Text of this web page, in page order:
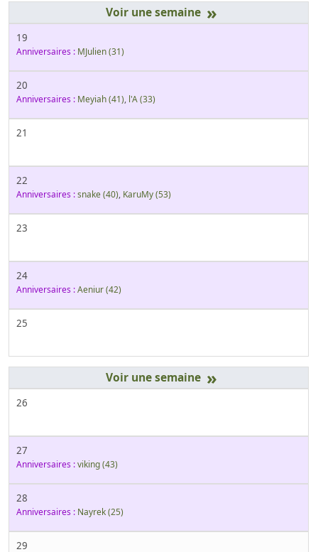
»
19
Anniversaires : MJulien(31)
20
Anniversaires : Meyiah(41), l'A(33)
21
22
Anniversaires :snake(40), KaruMy(53)
23
24
Anniversaires :Aeniur(42)
25
»
26
27
Anniversaires :viking(43)
28
Anniversaires : Nayrek(25)
29